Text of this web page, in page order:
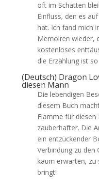
oft im Schatten
Einfluss, den es
hat. Ich fand mich
Memoiren wieder,
kostenloses
die Erzählung ist
(Deutsch) Dragon
diesen Mann
Die lebendigen
diesem Buch
Flamme für diesen
zauberhafter. Die
ein entzückender
Verbindung zu den
kaum erwarten, zu
bringt!